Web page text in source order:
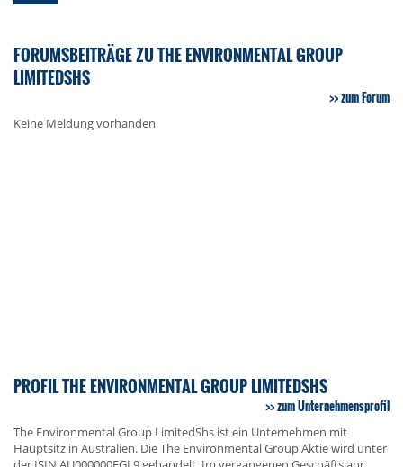
FORUMSBEITRÄGE ZU THE ENVIRONMENTAL GROUP
LIMITEDSHS
zum Forum
Keine Meldung vorhanden
PROFIL THE ENVIRONMENTAL GROUP LIMITEDSHS
zum Unternehmensprofil
The Environmental Group LimitedShs ist ein Unternehmen mit
Hauptsitz in Australien. Die The Environmental Group Aktie wird unter